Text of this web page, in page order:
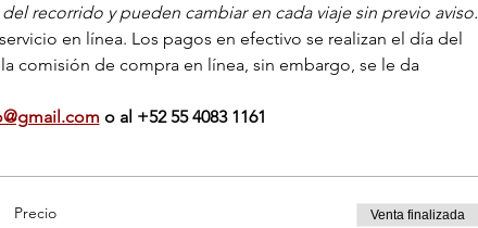
recorrido y pueden cambiar en cada viaje sin previo aviso.
en línea. Los pagos en efectivo se realizan el día del
comisión de compra en línea, sin embargo, se le da
o al ‭+‭52 55 4083 1161‬
Precio Venta finalizada